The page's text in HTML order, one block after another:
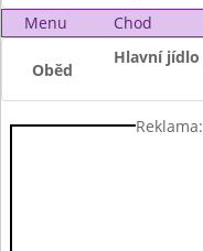
Menu
Chod
Oběd
Hlavní jídlo
Reklama: